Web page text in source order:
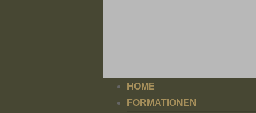
HOME
FORMATIONEN